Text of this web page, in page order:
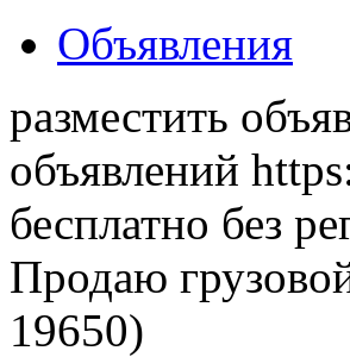
Объявления
разместить
объявлений
бесплатно без
Продаю
19650)